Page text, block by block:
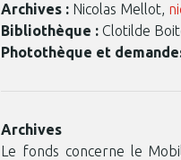
Archives : Nicolas Mellot,
Bibliothèque : Clotilde
Photothèque et
Archives
Le fonds concerne le